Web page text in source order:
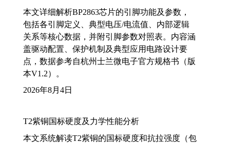
本文详细解析BP2863芯片的引脚功能及参数，
包括各引脚定义、典型电压/电流值、内部逻辑
关系等核心数据，并附引脚参数对照表。内容涵
盖驱动配置、保护机制及典型应用电路设计要
点，数据参考自杭州士兰微电子官方规格书（版
本V1.2）。
2026年8月4日
T2紫铜国标硬度及力学性能分析
本文系统解读T2紫铜的国标硬度和抗拉强度（包